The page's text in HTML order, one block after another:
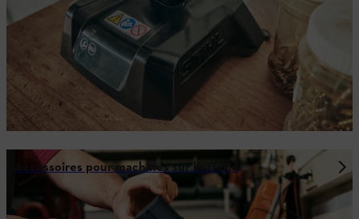
Accessoires pour machines sur batterie